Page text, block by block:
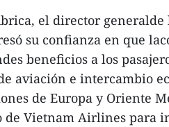
el director generalde
su confianza en que
beneficios a los
aviación e intercambio
de Europa y Oriente
de Vietnam Airlines para